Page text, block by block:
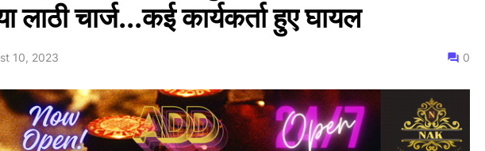
लाठी चार्ज...कई कार्यकर्ता हुए घायल
10, 2023 0